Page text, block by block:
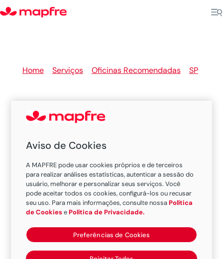
Home> Serviços> Oficinas Recomendadas> SP
Oficinas Recomendadas
MAPFRE em Mococa
Existem 2 oficinas nesta cidade.
Mococa Motos
Aviso de Cookies
A MAPFRE pode usar cookies próprios e de terceiros
para realizar análises estatísticas, autenticar a sessão do
usuário, melhorar e personalizar seus serviços. Você
pode aceitar todos os cookies, configurá-los ou recusar
seu uso. Para mais informações, consulte nossaPolítica
de CookiesePolítica de Privacidade.
Preferências de Cookies